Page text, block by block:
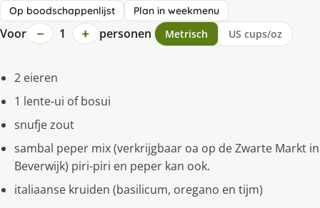
Op boodschappenlijst Plan in weekmenu
Voor − 1 + personen Metrisch US cups/oz
2 eieren
1 lente-ui of bosui
snufje zout
sambal peper mix (verkrijgbaar oa op de Zwarte Markt in
Beverwijk) piri-piri en peper kan ook.
italiaanse kruiden (basilicum, oregano en tijm)